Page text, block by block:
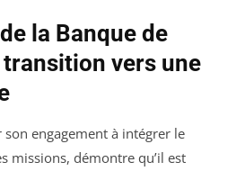
la Banque de
vers une
son engagement à intégrer le
missions, démontre qu’il est